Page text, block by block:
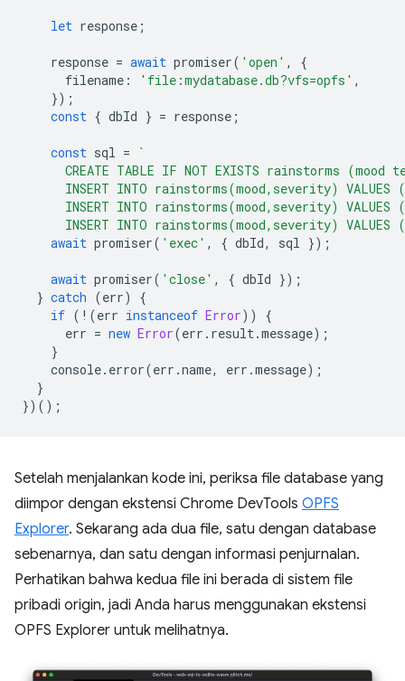
let response ;
response = await promiser( 'open' ,
{
filename : 'file:mydatabase.db?vfs=opfs' ,
});
const { dbId } = response ;
const sql =
`
CREATE TABLE IF NOT EXISTS rainstorms (mood
INSERT INTO rainstorms(mood,severity) VALUES
INSERT INTO rainstorms(mood,severity) VALUES
INSERT INTO rainstorms(mood,severity) VALUES
await promiser( 'exec' , { dbId, sql });
await promiser( 'close' , { dbId });
} catch (err)
{
if ( ! (err instanceof Error))
{
err = new Error(err . result.message);
}
console. error(err .name, err .message);
}
})();
Setelah menjalankan kode ini, periksa file database yang
diimpor dengan ekstensi Chrome DevTools OPFS
Explorer. Sekarang ada dua file, satu dengan database
sebenarnya, dan satu dengan informasi penjurnalan.
Perhatikan bahwa kedua file ini berada di sistem file
pribadi origin, jadi Anda harus menggunakan ekstensi
OPFS Explorer untuk melihatnya.